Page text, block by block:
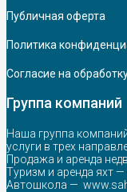
Публичная оферта
Политика
Согласие на
Группа компаний
Наша группа
услуги в трех
Продажа и аренда
Туризм и аренда яхт —
Автошкола —